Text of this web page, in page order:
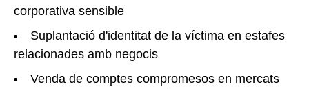
corporativa sensible
Suplantació d'identitat de la víctima en estafes
relacionades amb negocis
Venda de comptes compromesos en mercats